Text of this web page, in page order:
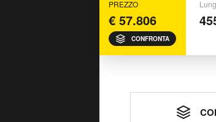
PREZZO
€ 57.806
CONFRONTA